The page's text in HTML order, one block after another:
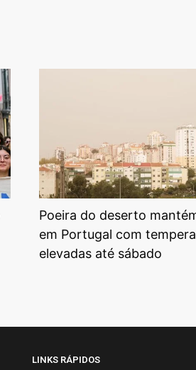
Poeira do deserto
em Portugal com
elevadas até sábado
LINKS RÁPIDOS